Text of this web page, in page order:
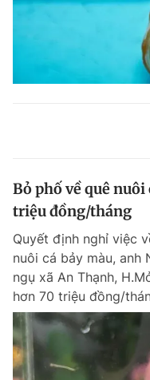
Bỏ phố về quê
triệu đồng/tháng
Quyết định nghỉ việc
nuôi cá bảy màu, anh
ngụ xã An Thạnh,
hơn 70 triệu đồng/